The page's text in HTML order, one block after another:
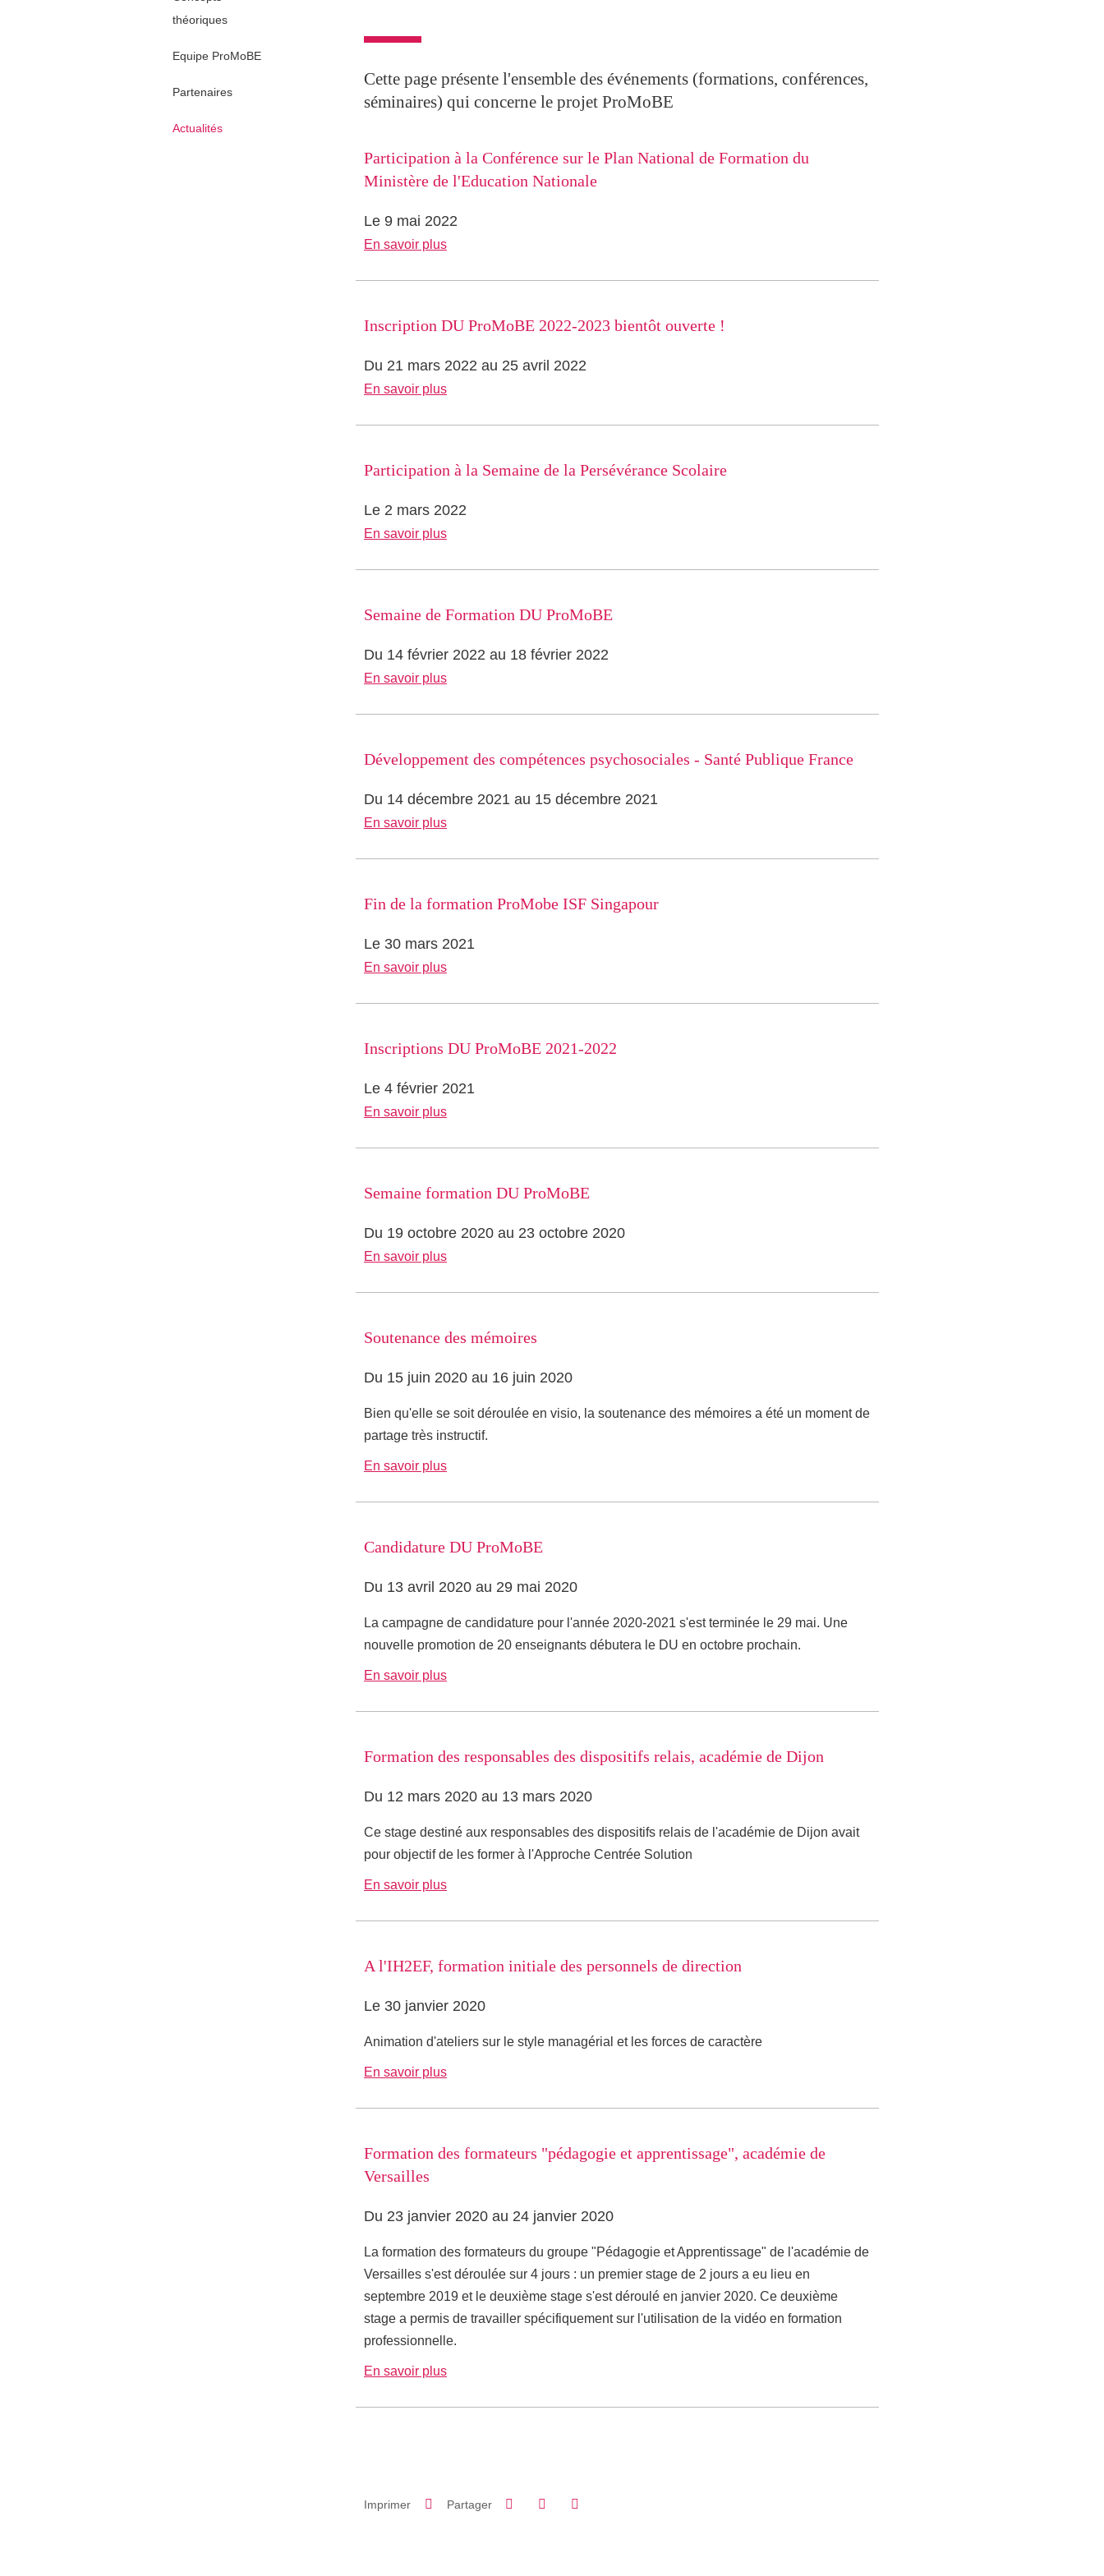
théoriques
Equipe ProMoBE
Partenaires
Actualités
Cette page présente l'ensemble des événements (formations, conférences,
séminaires) qui concerne le projet ProMoBE
Participation à la Conférence sur le Plan National de Formation du
Ministère de l'Education Nationale
Le 9 mai 2022
En savoir plus
Inscription DU ProMoBE 2022-2023 bientôt ouverte !
Du 21 mars 2022 au 25 avril 2022
En savoir plus
Participation à la Semaine de la Persévérance Scolaire
Le 2 mars 2022
En savoir plus
Semaine de Formation DU ProMoBE
Du 14 février 2022 au 18 février 2022
En savoir plus
Développement des compétences psychosociales - Santé Publique France
Du 14 décembre 2021 au 15 décembre 2021
En savoir plus
Fin de la formation ProMobe ISF Singapour
Le 30 mars 2021
En savoir plus
Inscriptions DU ProMoBE 2021-2022
Le 4 février 2021
En savoir plus
Semaine formation DU ProMoBE
Du 19 octobre 2020 au 23 octobre 2020
En savoir plus
Soutenance des mémoires
Du 15 juin 2020 au 16 juin 2020
Bien qu'elle se soit déroulée en visio, la soutenance des mémoires a été un moment de
partage très instructif.
En savoir plus
Candidature DU ProMoBE
Du 13 avril 2020 au 29 mai 2020
La campagne de candidature pour l'année 2020-2021 s'est terminée le 29 mai. Une
nouvelle promotion de 20 enseignants débutera le DU en octobre prochain.
En savoir plus
Formation des responsables des dispositifs relais, académie de Dijon
Du 12 mars 2020 au 13 mars 2020
Ce stage destiné aux responsables des dispositifs relais de l'académie de Dijon avait
pour objectif de les former à l'Approche Centrée Solution
En savoir plus
A l'IH2EF, formation initiale des personnels de direction
Le 30 janvier 2020
Animation d'ateliers sur le style managérial et les forces de caractère
En savoir plus
Formation des formateurs "pédagogie et apprentissage", académie de
Versailles
Du 23 janvier 2020 au 24 janvier 2020
La formation des formateurs du groupe "Pédagogie et Apprentissage" de l'académie de
Versailles s'est déroulée sur 4 jours : un premier stage de 2 jours a eu lieu en
septembre 2019 et le deuxième stage s'est déroulé en janvier 2020. Ce deuxième
stage a permis de travailler spécifiquement sur l'utilisation de la vidéo en formation
professionnelle.
En savoir plus
Imprimer Partager Partager sur Facebook
Partager sur LinkedIn